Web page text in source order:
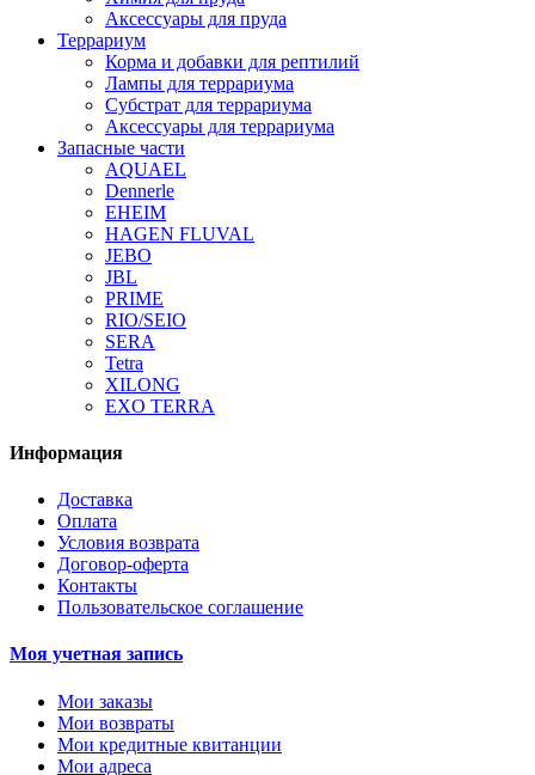
Аксессуары для пруда
Террариум
Корма и добавки для рептилий
Лампы для террариума
Субстрат для террариума
Аксессуары для террариума
Запасные части
AQUAEL
Dennerle
EHEIM
HAGEN FLUVAL
JEBO
JBL
PRIME
RIO/SEIO
SERA
Tetra
XILONG
EXO TERRA
Информация
Доставка
Оплата
Условия возврата
Договор-оферта
Контакты
Пользовательское соглашение
Моя учетная запись
Мои заказы
Мои возвраты
Мои кредитные квитанции
Мои адреса